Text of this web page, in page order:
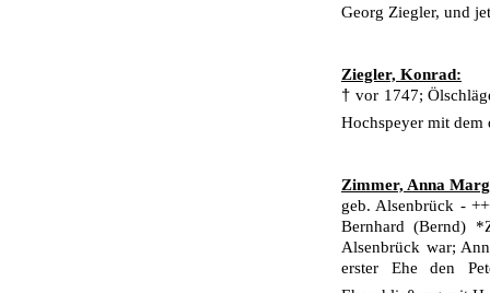
Georg Ziegler, und
Ziegler, Konrad:
† vor 1747;
Hochspeyer mit
Zimmer, Anna
geb. Alsenbrück -
Bernhard (Bernd)
Alsenbrück war;
erster Ehe den